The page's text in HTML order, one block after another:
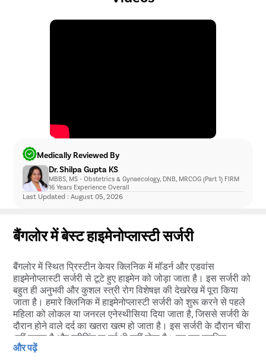
Medically Reviewed By
Dr. Shilpa Gupta KS
MBBS, MS - Obstetrics & Gynaecology, DNB, MRCOG (Part 1) FIRM
16 Years Experience Overall
Last Updated : August 05, 2026
बैंगलोर में बेस्ट हाइमेनोप्लास्टी सर्जरी
बैंगलोर में स्थित प्रिस्टीन केयर क्लिनिक में मॉडर्न और एडवांस
हाइमेनोप्लास्टी सर्जरी से टूटे हुए हाइमेन को जोड़ा जाता है। इस सर्जरी को
बहुत ही अनुभवी और कुशल स्त्री रोग विशेषज्ञ की देखरेख में पूरा किया
जाता है। हमारे क्लिनिक में हाइमेनोप्लास्टी सर्जरी को शुरू करने से पहले
महिला को लोकल या जनरल एनेस्थीसिया दिया जाता है, जिससे सर्जरी के
दौरान होने वाले दर्द का खतरा खत्म हो जाता है। इस सर्जरी के दौरान चीरा
नहीं लगता है और ब्लीडिंग या दर्द भी नहीं होता है। यह एक सुरक्षित
सर्जिकल प्रक्रिया है जिसे पूरा होने में मात्र आधा घंटे का समय लगता है।
और पढ़ें